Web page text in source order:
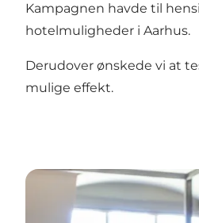
Kampagnen havde til
hotelmuligheder i Aarhus.
Derudover ønskede vi at
mulige effekt.